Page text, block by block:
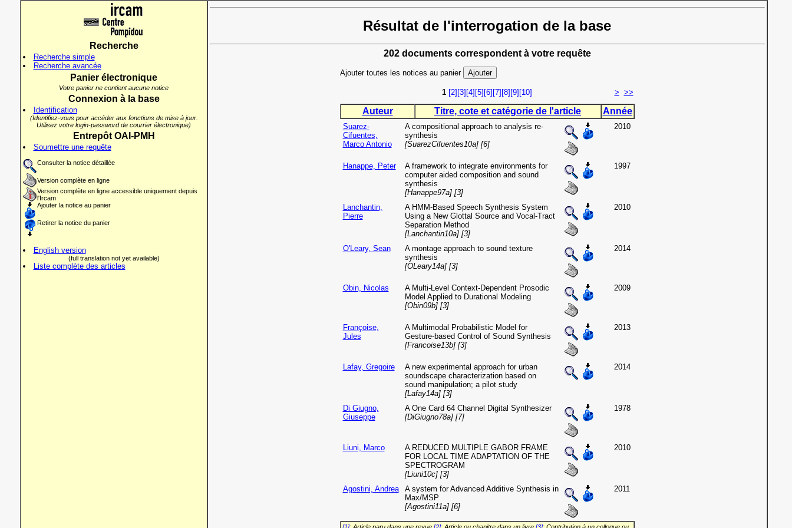
Recherche
Recherche simple
Recherche avancée
Panier électronique
Votre panier ne contient aucune notice
Connexion à la base
Identification
(Identifiez-vous pour accéder aux fonctions de mise à jour.
Utilisez votre login-password de courrier électronique)
Entrepôt OAI-PMH
Soumettre une requête
Consulter la notice détaillée
Version complète en ligne
Version complète en ligne accessible uniquement depuis
l'Ircam
Ajouter la notice au panier
Retirer la notice du panier
English version
(full translation not yet available)
Liste complète des articles
Résultat de l'interrogation de la base
202 documents correspondent à votre requête
Ajouter toutes les notices au panier
1 [2] [3] [4] [5] [6] [7] [8] [9] [10] > >>
Auteur Titre, cote et catégorie de l'article Année
Suarez-
Cifuentes,
Marco Antonio
A compositional approach to analysis re-
synthesis
[SuarezCifuentes10a] [6]
2010
Hanappe, Peter
A framework to integrate environments for
computer aided composition and sound
synthesis
[Hanappe97a] [3]
1997
Lanchantin,
Pierre
A HMM-Based Speech Synthesis System
Using a New Glottal Source and Vocal-Tract
Separation Method
[Lanchantin10a] [3]
2010
O'Leary, Sean
A montage approach to sound texture
synthesis
[OLeary14a] [3]
2014
Obin, Nicolas
A Multi-Level Context-Dependent Prosodic
Model Applied to Durational Modeling
[Obin09b] [3]
2009
Françoise,
Jules
A Multimodal Probabilistic Model for
Gesture-based Control of Sound Synthesis
[Francoise13b] [3]
2013
Lafay, Gregoire
A new experimental approach for urban
soundscape characterization based on
sound manipulation; a pilot study
[Lafay14a] [3]
2014
Di Giugno,
Giuseppe
A One Card 64 Channel Digital Synthesizer
[DiGiugno78a] [7]
1978
Liuni, Marco
A REDUCED MULTIPLE GABOR FRAME
FOR LOCAL TIME ADAPTATION OF THE
SPECTROGRAM
[Liuni10c] [3]
2010
Agostini, Andrea
A system for Advanced Additive Synthesis in
Max/MSP
[Agostini11a] [6]
2011